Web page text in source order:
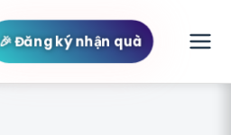
🎉 Đăng ký nhận quà